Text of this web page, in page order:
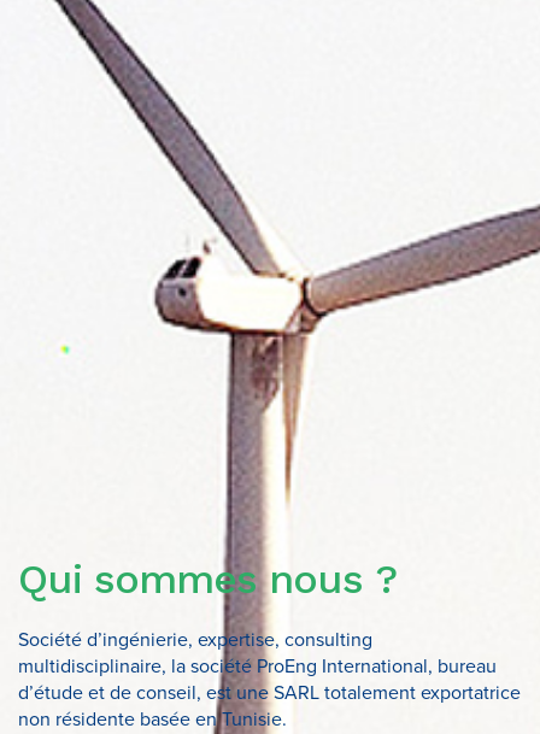
Qui sommes nous ?
Société d’ingénierie, expertise, consulting
multidisciplinaire, la société ProEng International, bureau
d’étude et de conseil, est une SARL totalement exportatrice
non résidente basée en Tunisie.